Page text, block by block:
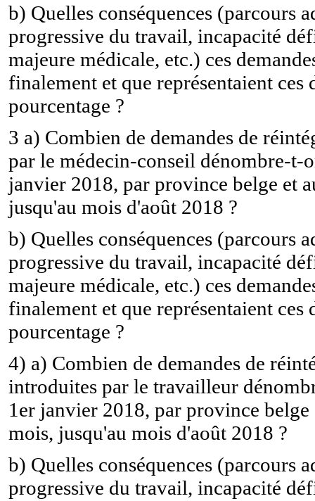
b) Quelles conséquences (parcours
progressive du travail, incapacité
majeure médicale, etc.) ces
finalement et que représentaient ces
pourcentage ?
3 a) Combien de demandes de
par le médecin-conseil dénombre-t-
janvier 2018, par province belge et
jusqu'au mois d'août 2018 ?
b) Quelles conséquences (parcours
progressive du travail, incapacité
majeure médicale, etc.) ces
finalement et que représentaient ces
pourcentage ?
4) a) Combien de demandes de
introduites par le travailleur
1er janvier 2018, par province belge
mois, jusqu'au mois d'août 2018 ?
b) Quelles conséquences (parcours
progressive du travail, incapacité